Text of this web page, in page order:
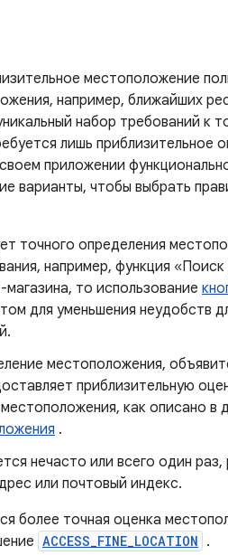
местоположение
например, ближайших
набор требований к
лишь приблизительное
приложении
варианты, чтобы выбрать
точного определения
например, функция
то использование
для уменьшения неудобств
местоположения,
приблизительную
как описано в
.
нечасто или всего один
или почтовый индекс.
более точная оценка
ACCESS_FINE_LOCATION .